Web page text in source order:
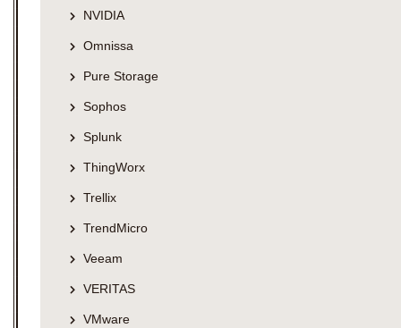
NVIDIA
Omnissa
Pure Storage
Sophos
Splunk
ThingWorx
Trellix
TrendMicro
Veeam
VERITAS
VMware